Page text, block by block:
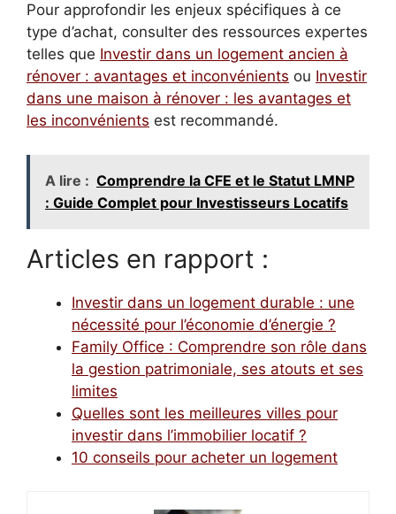
Pour approfondir les enjeux spécifiques à ce
type d’achat, consulter des ressources expertes
telles que Investir dans un logement ancien à
rénover : avantages et inconvénients ou Investir
dans une maison à rénover : les avantages et
les inconvénients est recommandé.
A lire : Comprendre la CFE et le Statut LMNP
: Guide Complet pour Investisseurs Locatifs
Articles en rapport :
Investir dans un logement durable : une
nécessité pour l’économie d’énergie ?
Family Office : Comprendre son rôle dans
la gestion patrimoniale, ses atouts et ses
limites
Quelles sont les meilleures villes pour
investir dans l’immobilier locatif ?
10 conseils pour acheter un logement